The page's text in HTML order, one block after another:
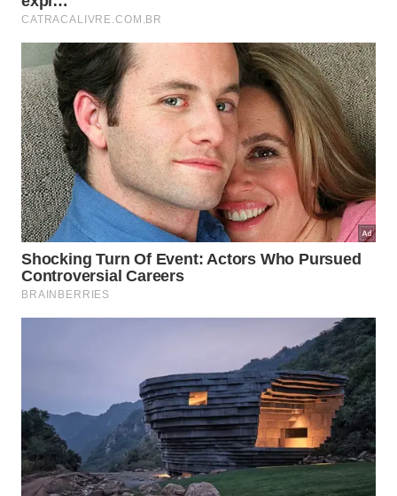
adicional de proteção natural que complementa
são especialmente úteis:
Hortas urbanasem varandas e terraços onde
pombos e pardais atacam mudas, sementes
recém-plantadas e hortaliças em crescimento
Fruteirasem quintais, especialmente durante a
época de amadurecimento dos frutos, quando
pássaros podem destruir a colheita em poucos